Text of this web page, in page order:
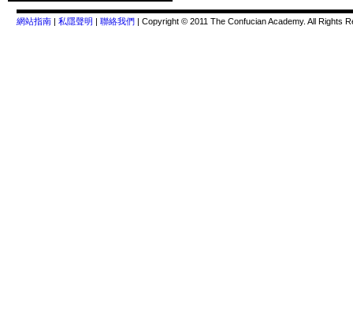
網站指南 | 私隱聲明 | 聯絡我們 | Copyright © 2011 The Confucian Academy. All Rights